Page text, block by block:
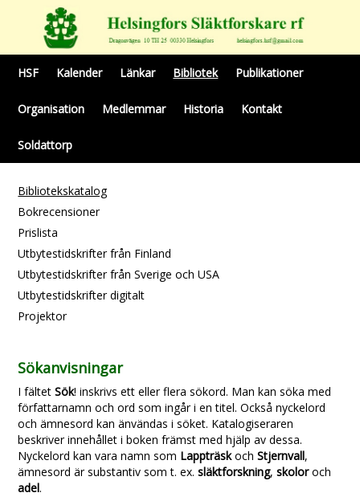
HSF Kalender Länkar Bibliotek Publikationer
Organisation Medlemmar Historia Kontakt
Soldattorp
Bibliotekskatalog
Bokrecensioner
Prislista
Utbytestidskrifter från Finland
Utbytestidskrifter från Sverige och USA
Utbytestidskrifter digitalt
Projektor
Sökanvisningar
I fältetSök! inskrivs ett eller flera sökord. Man kan söka med
författarnamn och ord som ingår i en titel. Också nyckelord
och ämnesord kan änvändas i söket. Katalogiseraren
beskriver innehållet i boken främst med hjälp av dessa.
Nyckelord kan vara namn som LappträskochStjernvall,
ämnesord är substantiv som t. ex.släktforskning,skoloroch
adel.